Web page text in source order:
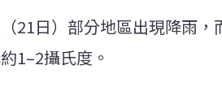
21日）部分地區出現降雨，
1–2攝氏度。